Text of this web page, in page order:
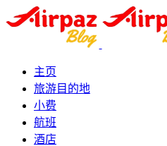
主页
旅游目的地
小费
航班
酒店